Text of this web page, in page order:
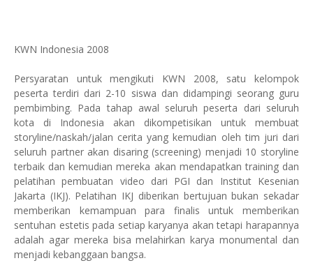
KWN Indonesia 2008
Persyaratan untuk mengikuti KWN 2008, satu kelompok
peserta terdiri dari 2-10 siswa dan didampingi seorang guru
pembimbing. Pada tahap awal seluruh peserta dari seluruh
kota di Indonesia akan dikompetisikan untuk membuat
storyline/naskah/jalan cerita yang kemudian oleh tim juri dari
seluruh partner akan disaring (screening) menjadi 10 storyline
terbaik dan kemudian mereka akan mendapatkan training dan
pelatihan pembuatan video dari PGI dan Institut Kesenian
Jakarta (IKJ). Pelatihan IKJ diberikan bertujuan bukan sekadar
memberikan kemampuan para finalis untuk memberikan
sentuhan estetis pada setiap karyanya akan tetapi harapannya
adalah agar mereka bisa melahirkan karya monumental dan
menjadi kebanggaan bangsa.